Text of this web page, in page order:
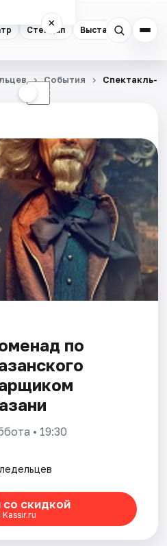
Стендап Выставки
×
☾
События Спектакль-
по
• 19:30
со скидкой
Kassir.ru